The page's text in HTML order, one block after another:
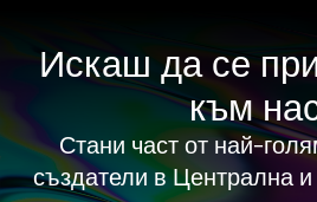
Искаш да се
към
Стани част от най-
създатели в Централна